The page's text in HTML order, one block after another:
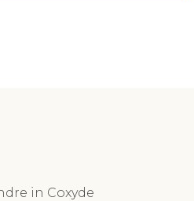
in Coxyde